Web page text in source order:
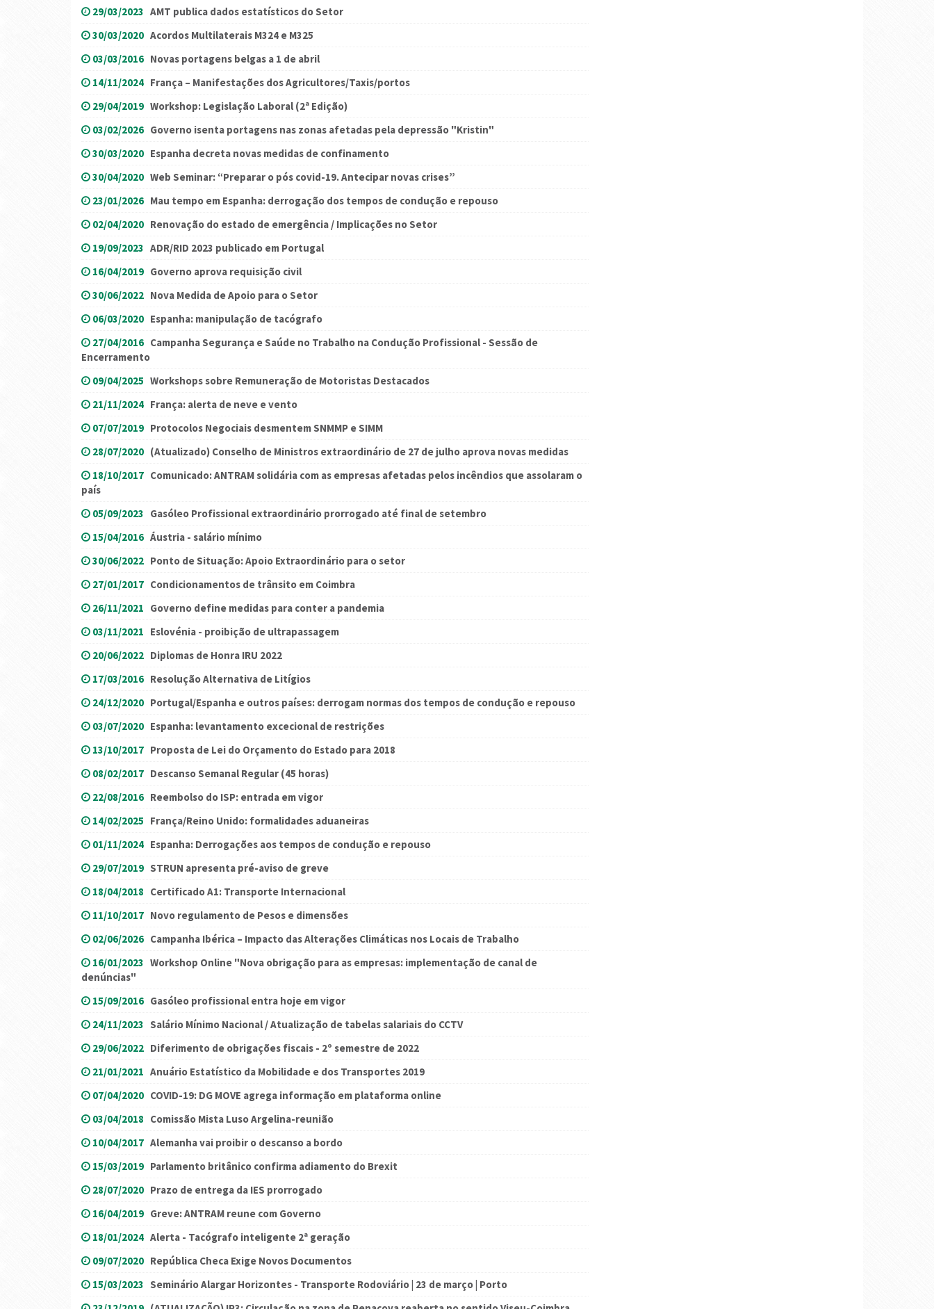
29/03/2023 AMT publica dados estatísticos do Setor
30/03/2020 Acordos Multilaterais M324 e M325
03/03/2016 Novas portagens belgas a 1 de abril
14/11/2024 França – Manifestações dos Agricultores/Taxis/portos
29/04/2019 Workshop: Legislação Laboral (2ª Edição)
03/02/2026 Governo isenta portagens nas zonas afetadas pela depressão "Kristin"
30/03/2020 Espanha decreta novas medidas de confinamento
30/04/2020 Web Seminar: “Preparar o pós covid-19. Antecipar novas crises”
23/01/2026 Mau tempo em Espanha: derrogação dos tempos de condução e repouso
02/04/2020 Renovação do estado de emergência / Implicações no Setor
19/09/2023 ADR/RID 2023 publicado em Portugal
16/04/2019 Governo aprova requisição civil
30/06/2022 Nova Medida de Apoio para o Setor
06/03/2020 Espanha: manipulação de tacógrafo
27/04/2016 Campanha Segurança e Saúde no Trabalho na Condução Profissional - Sessão de
Encerramento
09/04/2025 Workshops sobre Remuneração de Motoristas Destacados
21/11/2024 França: alerta de neve e vento
07/07/2019 Protocolos Negociais desmentem SNMMP e SIMM
28/07/2020 (Atualizado) Conselho de Ministros extraordinário de 27 de julho aprova novas medidas
18/10/2017 Comunicado: ANTRAM solidária com as empresas afetadas pelos incêndios que assolaram o
país
05/09/2023 Gasóleo Profissional extraordinário prorrogado até final de setembro
15/04/2016 Áustria - salário mínimo
30/06/2022 Ponto de Situação: Apoio Extraordinário para o setor
27/01/2017 Condicionamentos de trânsito em Coimbra
26/11/2021 Governo define medidas para conter a pandemia
03/11/2021 Eslovénia - proibição de ultrapassagem
20/06/2022 Diplomas de Honra IRU 2022
17/03/2016 Resolução Alternativa de Litígios
24/12/2020 Portugal/Espanha e outros países: derrogam normas dos tempos de condução e repouso
03/07/2020 Espanha: levantamento excecional de restrições
13/10/2017 Proposta de Lei do Orçamento do Estado para 2018
08/02/2017 Descanso Semanal Regular (45 horas)
22/08/2016 Reembolso do ISP: entrada em vigor
14/02/2025 França/Reino Unido: formalidades aduaneiras
01/11/2024 Espanha: Derrogações aos tempos de condução e repouso
29/07/2019 STRUN apresenta pré-aviso de greve
18/04/2018 Certificado A1: Transporte Internacional
11/10/2017 Novo regulamento de Pesos e dimensões
02/06/2026 Campanha Ibérica – Impacto das Alterações Climáticas nos Locais de Trabalho
16/01/2023 Workshop Online "Nova obrigação para as empresas: implementação de canal de
denúncias"
15/09/2016 Gasóleo profissional entra hoje em vigor
24/11/2023 Salário Mínimo Nacional / Atualização de tabelas salariais do CCTV
29/06/2022 Diferimento de obrigações fiscais - 2º semestre de 2022
21/01/2021 Anuário Estatístico da Mobilidade e dos Transportes 2019
07/04/2020 COVID-19: DG MOVE agrega informação em plataforma online
03/04/2018 Comissão Mista Luso Argelina-reunião
10/04/2017 Alemanha vai proibir o descanso a bordo
15/03/2019 Parlamento britânico confirma adiamento do Brexit
28/07/2020 Prazo de entrega da IES prorrogado
16/04/2019 Greve: ANTRAM reune com Governo
18/01/2024 Alerta - Tacógrafo inteligente 2ª geração
09/07/2020 República Checa Exige Novos Documentos
15/03/2023 Seminário Alargar Horizontes - Transporte Rodoviário | 23 de março | Porto